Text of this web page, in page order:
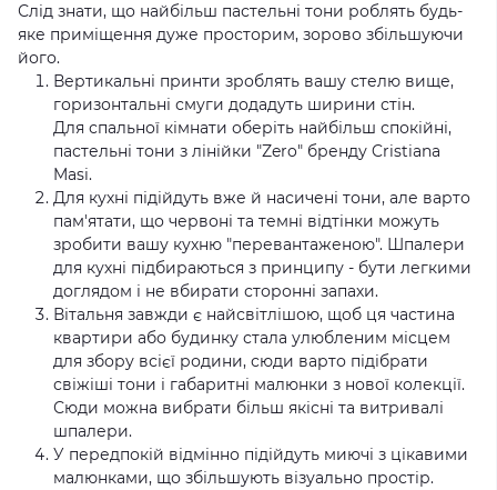
Слід знати, що найбільш пастельні тони роблять будь-
яке приміщення дуже просторим, зорово збільшуючи
його.
Вертикальні принти зроблять вашу стелю вище,
горизонтальні смуги додадуть ширини стін.
Для спальної кімнати оберіть найбільш спокійні,
пастельні тони з лінійки "Zero" бренду Cristiana
Masi.
Для кухні підійдуть вже й насичені тони, але варто
пам'ятати, що червоні та темні відтінки можуть
зробити вашу кухню "перевантаженою". Шпалери
для кухні підбираються з принципу - бути легкими
доглядом і не вбирати сторонні запахи.
Вітальня завжди є найсвітлішою, щоб ця частина
квартири або будинку стала улюбленим місцем
для збору всієї родини, сюди варто підібрати
свіжіші тони і габаритні малюнки з нової колекції.
Сюди можна вибрати більш якісні та витривалі
шпалери.
У передпокій відмінно підійдуть миючі з цікавими
малюнками, що збільшують візуально простір.